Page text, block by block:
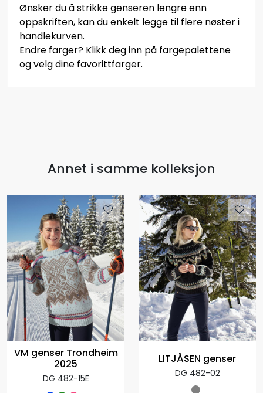
Ønsker du å strikke genseren lengre enn
oppskriften, kan du enkelt legge til flere nøster i
handlekurven.
Endre farger? Klikk deg inn på fargepalettene
og velg dine favorittfarger.
Annet i samme kolleksjon
VM genser Trondheim
2025
DG 482-15E
LITJÅSEN genser
DG 482-02